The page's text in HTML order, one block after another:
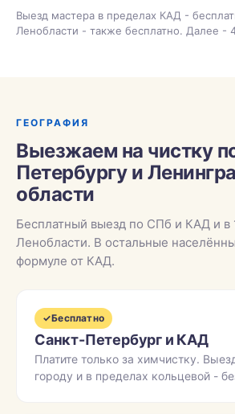
Выезд мастера в пределах КАД -
Ленобласти - также бесплатно. Далее -
ГЕОГРАФИЯ
Выезжаем на чистку
Петербургу и
области
Бесплатный выезд по СПб и КАД и в
Ленобласти. В остальные
формуле от КАД.
✓Бесплатно
Санкт-Петербург и КАД
Платите только за химчистку.
городу и в пределах кольцевой -